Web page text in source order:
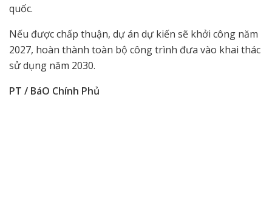
quốc.
Nếu được chấp thuận, dự án dự kiến sẽ khởi công năm
2027, hoàn thành toàn bộ công trình đưa vào khai thác
sử dụng năm 2030.
PT / BáO Chính Phủ